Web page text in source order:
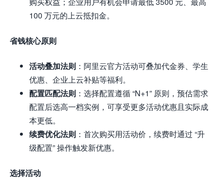
100 万元的上云抵扣金。
省钱核心原则
活动叠加法则 ：阿里云官方活动可叠加代金券、学生
优惠、企业上云补贴等福利。
配置匹配法则 ：选择配置遵循 “N+1” 原则，预估需求
配置后选高一档实例，可享受更多活动优惠且实际成
本更低。
续费优化法则 ：首次购买用活动价，续费时通过 “升
级配置” 操作触发新优惠。
选择活动